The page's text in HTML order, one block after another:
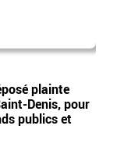
plainte
Denis, pour
publics et